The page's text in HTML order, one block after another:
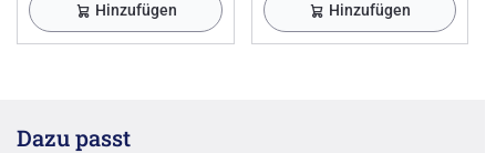
Hinzufügen Hinzufügen
Dazu passt